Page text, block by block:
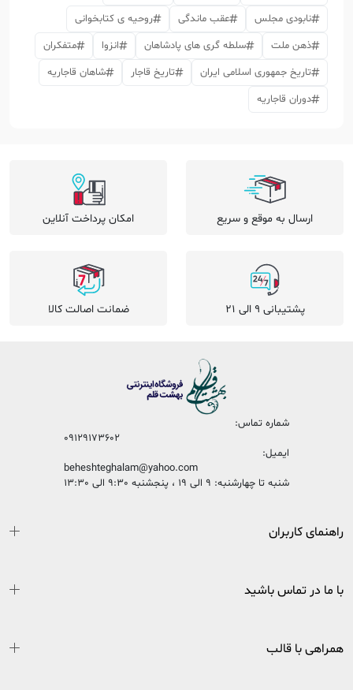
نابودی مجلس
عقب ماندگی
روحیه ی کتابخوانی
ذهن ملت
سلطه گری های پادشاهان انزوا
متفکران
تاریخ جمهوری اسلامی ایران
تاریخ قاجار
شاهان قاجاریه
دوران قاجاریه
ارسال به موقع و سریع امکان پرداخت آنلاین
پشتیبانی 9 الی 21 ضمانت اصالت کالا
شماره تماس:
09129173602
ایمیل:
beheshteghalam@yahoo.com
شنبه تا چهارشنبه: 9 الی 19 ، پنجشنبه 9:30 الی 13:30
راهنمای کاربران
با ما در تماس باشید
همراهی با قالب